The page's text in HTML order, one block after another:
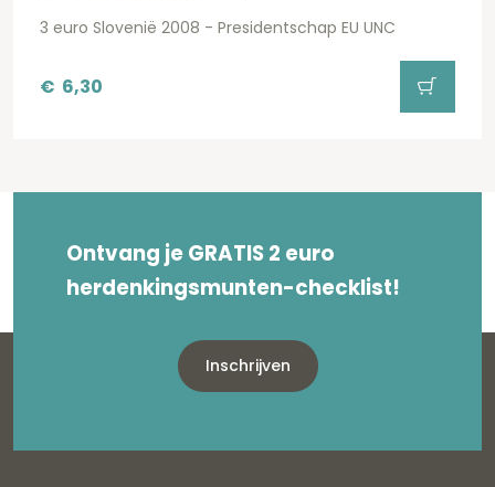
3 euro Slovenië 2008 - Presidentschap EU UNC
€ 6,30
Ontvang je GRATIS 2 euro
herdenkingsmunten-checklist!
Inschrijven